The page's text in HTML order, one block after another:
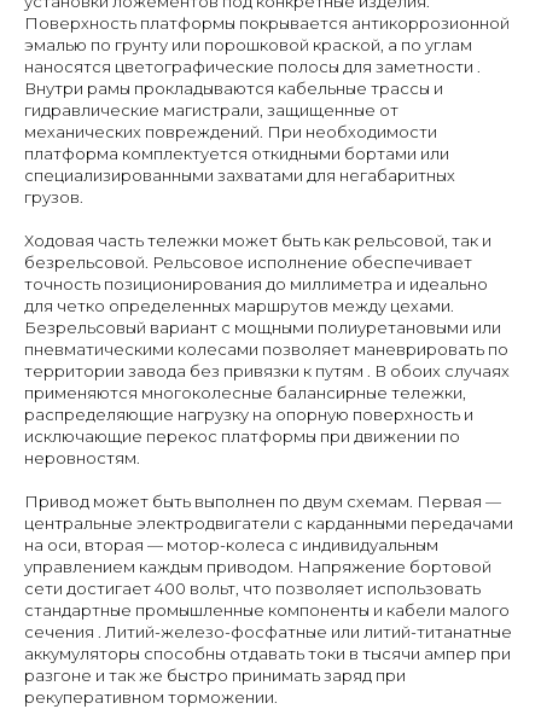
Поверхность платформы покрывается антикоррозионной
эмалью по грунту или порошковой краской, а по углам
наносятся цветографические полосы для заметности .
Внутри рамы прокладываются кабельные трассы и
гидравлические магистрали, защищенные от
механических повреждений. При необходимости
платформа комплектуется откидными бортами или
специализированными захватами для негабаритных
грузов.
Ходовая часть тележки может быть как рельсовой, так и
безрельсовой. Рельсовое исполнение обеспечивает
точность позиционирования до миллиметра и идеально
для четко определенных маршрутов между цехами.
Безрельсовый вариант с мощными полиуретановыми или
пневматическими колесами позволяет маневрировать по
территории завода без привязки к путям . В обоих случаях
применяются многоколесные балансирные тележки,
распределяющие нагрузку на опорную поверхность и
исключающие перекос платформы при движении по
неровностям.
Привод может быть выполнен по двум схемам. Первая —
центральные электродвигатели с карданными передачами
на оси, вторая — мотор-колеса с индивидуальным
управлением каждым приводом. Напряжение бортовой
сети достигает 400 вольт, что позволяет использовать
стандартные промышленные компоненты и кабели малого
сечения . Литий-железо-фосфатные или литий-титанатные
аккумуляторы способны отдавать токи в тысячи ампер при
разгоне и так же быстро принимать заряд при
рекуперативном торможении.